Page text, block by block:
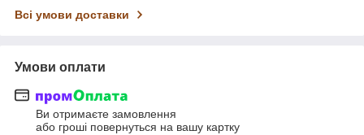
Всі умови доставки
Умови оплати
Ви отримаєте замовлення
або гроші повернуться на вашу картку